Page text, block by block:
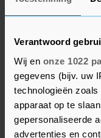
Verantwoord
Wij en onze 1022
gegevens (bijv. uw
technologieën
apparaat op te
gepersonaliseerde
advertenties en
niet te
Na een trage
versneld.
heeft ten minste
procent van de
ingeënt.